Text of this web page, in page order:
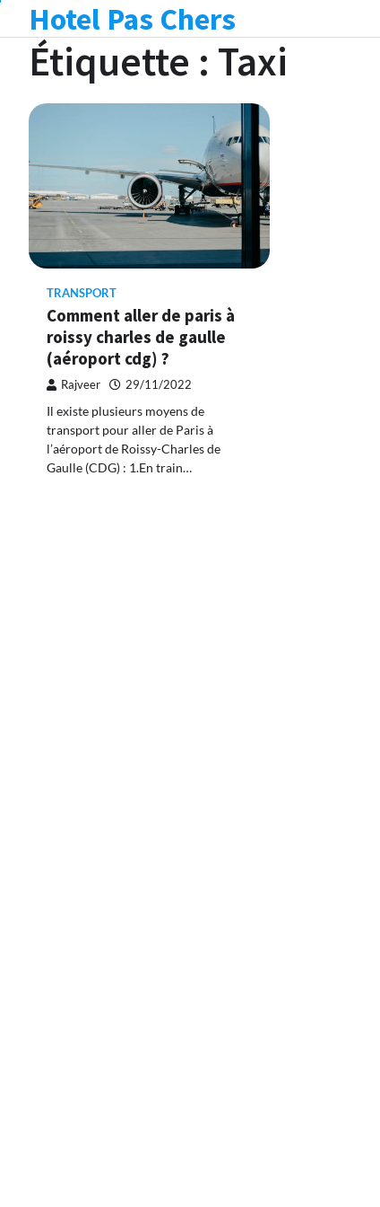
content
Hotel Pas Chers
Étiquette : Taxi
TRANSPORT
Comment aller de paris à
roissy charles de gaulle
(aéroport cdg) ?
Rajveer 29/11/2022
Il existe plusieurs moyens de
transport pour aller de Paris à
l’aéroport de Roissy-Charles de
Gaulle (CDG) : 1.En train…